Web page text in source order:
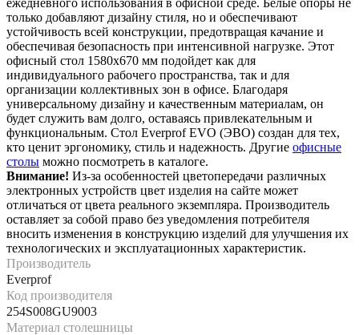
только добавляют дизайну стиля, но и обеспечивают
устойчивость всей конструкции, предотвращая качание и
обеспечивая безопасность при интенсивной нагрузке. Этот
офисный стол 1580х670 мм подойдет как для
индивидуального рабочего пространства, так и для
организации коллективных зон в офисе. Благодаря
универсальному дизайну и качественным материалам, он
будет служить вам долго, оставаясь привлекательным и
функциональным. Стол Everprof EVO (ЭВО) создан для тех,
кто ценит эргономику, стиль и надежность. Другие офисные
столы можно посмотреть в каталоге.
Внимание! Из-за особенностей цветопередачи различных
электронных устройств цвет изделия на сайте может
отличаться от цвета реального экземпляра. Производитель
оставляет за собой право без уведомления потребителя
вносить изменения в конструкцию изделий для улучшения их
технологических и эксплуатационных характеристик.
Производитель
Everprof
Код производителя
254S008GU9003
Материал столешницы